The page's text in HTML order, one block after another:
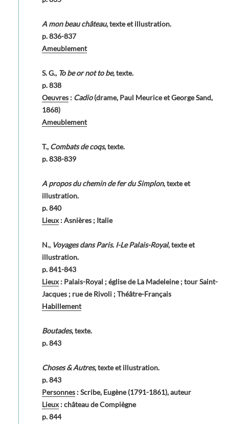
A mon beau château, texte et illustration.
p. 836-837
Ameublement
S. G., To be or not to be, texte.
p. 838
Oeuvres: Cadio(drame, Paul Meurice et George Sand,
1868)
Ameublement
T., Combats de coqs, texte.
p. 838-839
A propos du chemin de fer du Simplon, texte et
illustration.
p. 840
Lieux: Asnières ; Italie
N., Voyages dans Paris. I-Le Palais-Royal, texte et
illustration.
p. 841-843
Lieux: Palais-Royal ; église de La Madeleine ; tour Saint-
Jacques ; rue de Rivoli ; Théâtre-Français
Habillement
Boutades, texte.
p. 843
Choses & Autres, texte et illustration.
p. 843
Personnes: Scribe, Eugène (1791-1861), auteur
Lieux: château de Compiègne
p. 844